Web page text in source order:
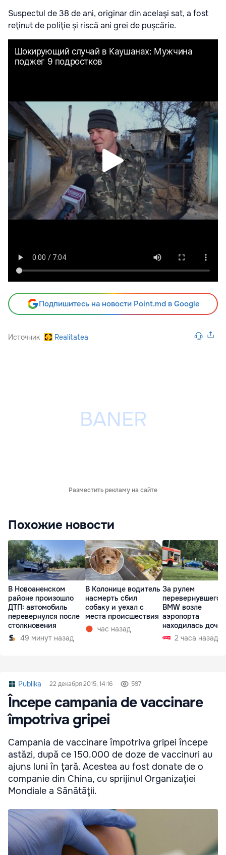
Suspectul de 38 de ani, originar din acelaşi sat, a fost
reţinut de poliţie şi riscă ani grei de puşcărie.
Подпишитесь на новости Point.md в Google
Источник Realitatea
Разместить рекламу на сайте
Похожие новости
В Новоаненском
районе произошло
ДТП: автомобиль
перевернулся после
столкновения
49 минут назад
В Колонице водитель
насмерть сбил
собаку и уехал с
места происшествия
час назад
За рулем
BMW возле
аэропорта
находилась дочь
директора лицея
2 часа назад
Publika 22 декабря 2015, 14:16 597
Începe campania de vaccinare
împotriva gripei
Campania de vaccinare împotriva gripei începe
astăzi, după ce 150.000 de doze de vaccinuri au
ajuns luni în ţară. Acestea au fost donate de o
companie din China, cu sprijinul Organizaţiei
Mondiale a Sănătăţii.